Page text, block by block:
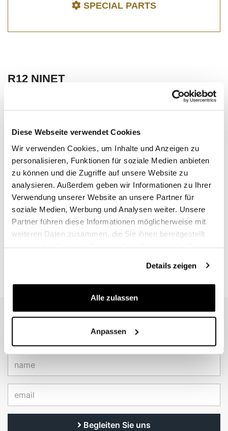
Diese Webseite verwendet Cookies
Wir verwenden Cookies, um Inhalte und Anzeigen zu
personalisieren, Funktionen für soziale Medien anbieten
zu können und die Zugriffe auf unsere Website zu
analysieren. Außerdem geben wir Informationen zu Ihrer
Verwendung unserer Website an unsere Partner für
soziale Medien, Werbung und Analysen weiter. Unsere
Partner führen diese Informationen möglicherweise mit
weiteren Daten zusammen, die Sie ihnen bereitgestellt
Details zeigen
Alle zulassen
Anpassen
SPECIAL PARTS
R12 NINET
EMAIL NEWSLETTER
Abonnieren Sie unseren Newsletter
Begleiten Sie uns